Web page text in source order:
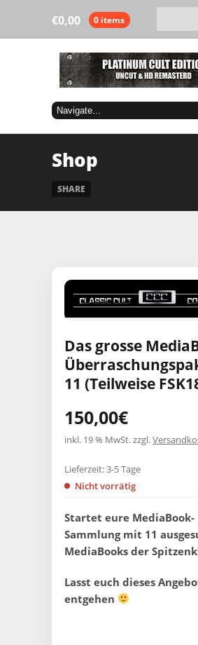
0,00
€ 0 items
Shop
SHARE
Das grosse
11 (Teilweise
150,00€
inkl. 19 % MwSt.zzgl.
Startet eure MediaBook-
Sammlung mit 11
MediaBooks der
Lasst euch dieses
entgehen
Lieferzeit:3-5 Tage
Nicht vorrätig